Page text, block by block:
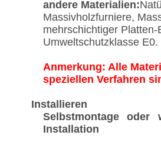
andere Materialien:
Massivholzfurniere,
mehrschichtiger Platten-
Umweltschutzklasse E0.
Anmerkung: Alle
speziellen Verfahren
Installieren
Selbstmontage oder
Installation